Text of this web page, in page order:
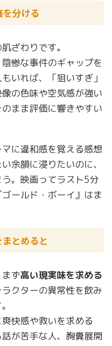
分ける
ざわりです。
惨な事件のギャップを
いれば、「狙いすぎ」
の色味や空気感が強い
まま評価に響きやすい
に違和感を覚える感想
余韻に浸りたいのに、
。映画ってラスト5分
ールド・ボーイ』はま
とめると
ず高い現実味を求める
クターの異常性を飲み
快感や救いを求める
が苦手な人、胸糞展開